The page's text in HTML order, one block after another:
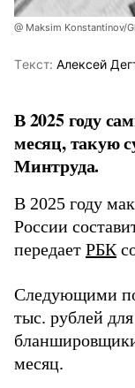
@ Maksim Konstantinov/
Tекст: Алексей
В 2025 году
месяц, такую
Минтруда.
В 2025 году
России
передает РБК
Следующими по
тыс. рублей
месяц.